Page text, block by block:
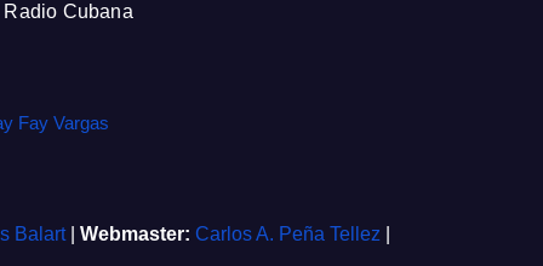
Radio Cubana
Fay Vargas
Balart Webmaster: Carlos A. Peña Tellez